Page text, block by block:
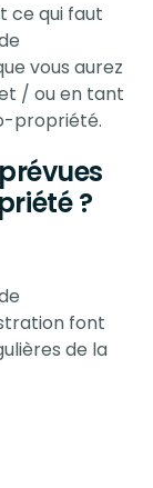
ce qui faut
vous aurez
/ ou en tant
propriété.
?
font
de la